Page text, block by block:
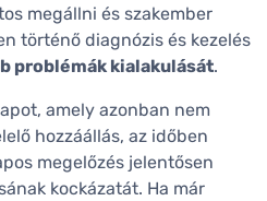
megállni és szakember
történő diagnózis és kezelés
problémák kialakulását.
amely azonban nem
hozzáállás, az időben
megelőzés jelentősen
kockázatát. Ha már